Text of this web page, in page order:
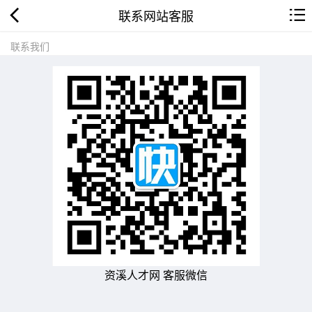
联系网站客服
联系我们
资溪人才网 客服微信